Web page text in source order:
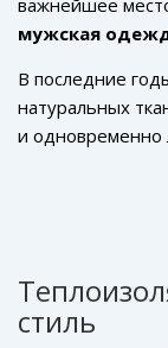
важнейшее
мужская
позволяют коже
дни.
поглощают пот
В последние
натуральных
и одновременно
что делает их
носки.
стиль